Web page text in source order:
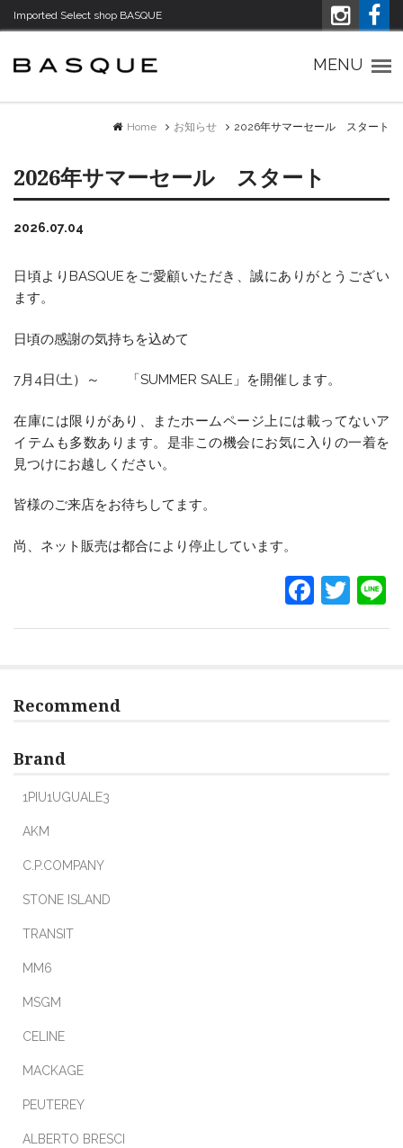
Imported Select shop BASQUE
MENU
Home お知らせ 2026年サマーセール スタート
2026年サマーセール スタート
2026.07.04
日頃よりBASQUEをご愛顧いただき、誠にありがとうござい
ます。
日頃の感謝の気持ちを込めて
7月4日(土）～ 「SUMMER SALE」を開催します。
在庫には限りがあり、またホームページ上には載ってないア
イテムも多数あります。是非この機会にお気に入りの一着を
見つけにお越しください。
皆様のご来店をお待ちしてます。
尚、ネット販売は都合により停止しています。
F T
Recommend
Brand
1PIU1UGUALE3
AKM
C.P.COMPANY
STONE ISLAND
TRANSIT
MM6
MSGM
CELINE
MACKAGE
PEUTEREY
ALBERTO BRESCI